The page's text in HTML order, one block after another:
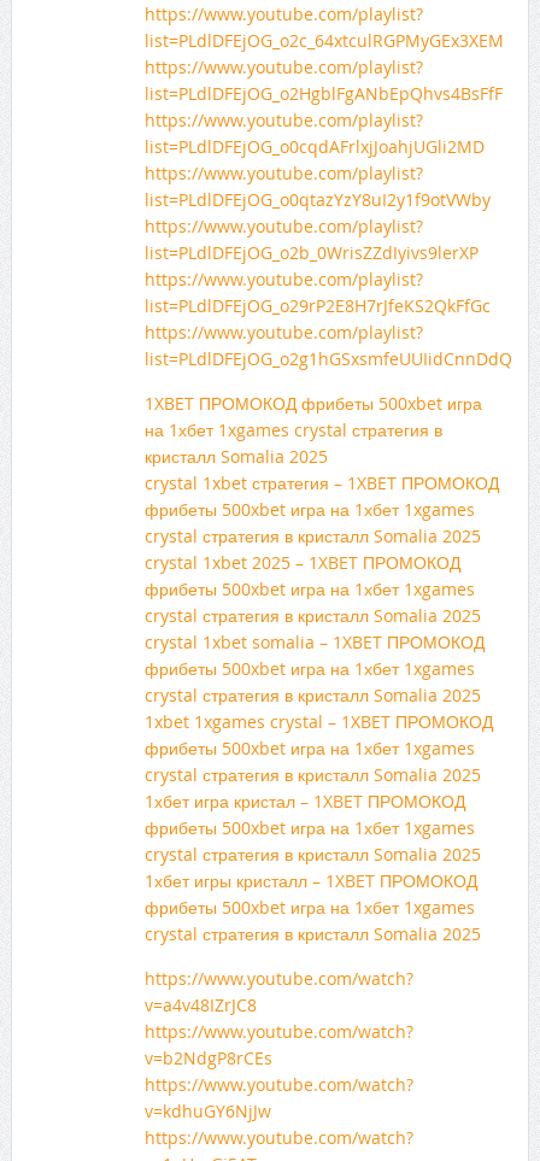
https://www.youtube.com/playlist?
list=PLdlDFEjOG_o2c_64xtculRGPMyGEx3XEM
https://www.youtube.com/playlist?
list=PLdlDFEjOG_o2HgblFgANbEpQhvs4BsFfF
https://www.youtube.com/playlist?
list=PLdlDFEjOG_o0cqdAFrlxjJoahjUGli2MD
https://www.youtube.com/playlist?
list=PLdlDFEjOG_o0qtazYzY8uI2y1f9otVWby
https://www.youtube.com/playlist?
list=PLdlDFEjOG_o2b_0WrisZZdIyivs9lerXP
https://www.youtube.com/playlist?
list=PLdlDFEjOG_o29rP2E8H7rJfeKS2QkFfGc
https://www.youtube.com/playlist?
list=PLdlDFEjOG_o2g1hGSxsmfeUUIidCnnDdQ
1XBET ПРОМОКОД фрибеты 500xbet игра
на 1хбет 1xgames crystal стратегия в
кристалл Somalia 2025
crystal 1xbet стратегия – 1XBET ПРОМОКОД
фрибеты 500xbet игра на 1хбет 1xgames
crystal стратегия в кристалл Somalia 2025
crystal 1xbet 2025 – 1XBET ПРОМОКОД
фрибеты 500xbet игра на 1хбет 1xgames
crystal стратегия в кристалл Somalia 2025
crystal 1xbet somalia – 1XBET ПРОМОКОД
фрибеты 500xbet игра на 1хбет 1xgames
crystal стратегия в кристалл Somalia 2025
1xbet 1xgames crystal – 1XBET ПРОМОКОД
фрибеты 500xbet игра на 1хбет 1xgames
crystal стратегия в кристалл Somalia 2025
1хбет игра кристал – 1XBET ПРОМОКОД
фрибеты 500xbet игра на 1хбет 1xgames
crystal стратегия в кристалл Somalia 2025
1хбет игры кристалл – 1XBET ПРОМОКОД
фрибеты 500xbet игра на 1хбет 1xgames
crystal стратегия в кристалл Somalia 2025
https://www.youtube.com/watch?
v=a4v48IZrJC8
https://www.youtube.com/watch?
v=b2NdgP8rCEs
https://www.youtube.com/watch?
v=kdhuGY6NjJw
https://www.youtube.com/watch?